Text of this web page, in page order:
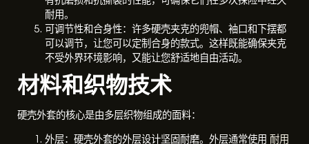
耐用。
可调节性和合身性：许多硬壳夹克的兜帽、袖口和下摆都
可以调节，让您可以定制合身的款式。这样既能确保夹克
不受外界环境影响，又能让您舒适地自由活动。
材料和织物技术
硬壳外套的核心是由多层织物组成的面料：
外层：硬壳外套的外层设计坚固耐磨。外层通常使用 耐用